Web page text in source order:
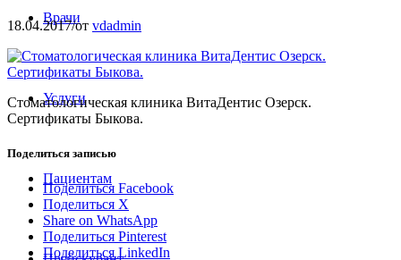
Врачи
Услуги
Пациентам
18.04.2017/от vdadmin
Стоматологическая клиника ВитаДентис Озерск.
Сертификаты Быкова.
Поделиться записью
Поделиться Facebook
Поделиться X
Share on WhatsApp
Поделиться Pinterest
Поделиться LinkedIn